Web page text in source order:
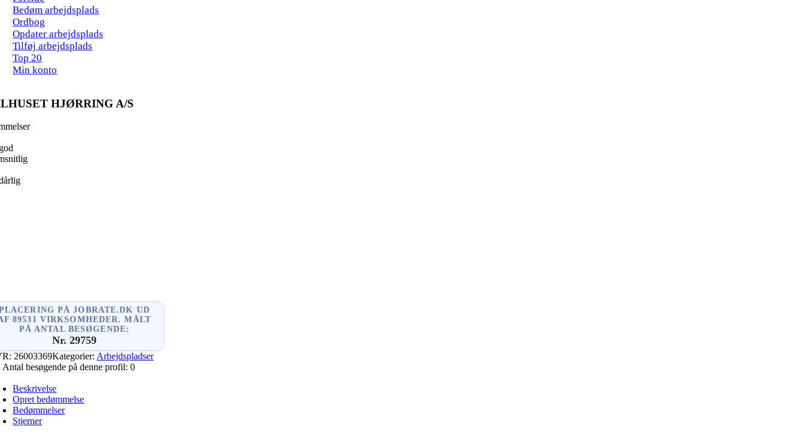
Bedøm arbejdsplads
Ordbog
Opdater arbejdsplads
Tilføj arbejdsplads
Top 20
Min konto
HJØRRING A/S
PÅ JOBRATE.DK UD
89531 VIRKSOMHEDER. MÅLT
PÅ ANTAL BESØGENDE:
Nr. 29759
26003369Kategorier: Arbejdspladser
Antal besøgende på denne profil: 0
Beskrivelse
Opret bedømmelse
Bedømmelser
Stjerner